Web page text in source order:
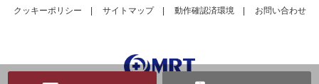
クッキーポリシー
サイトマップ| 動作確認済環境| お問い合わせ